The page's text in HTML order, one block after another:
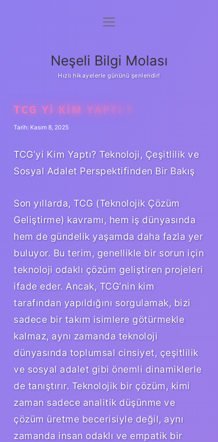
Anasayfa
Yasal Uyarı
menüyü
Neşeli Bilgi Molası
Hızlı hikayelerle gününü şenlendir!
TCG YI KIM YAPTI ?
Tarih: Kasım 8, 2025
TCG’yi Kim Yaptı? Teknoloji, Çeşitlilik ve
Sosyal Adalet Perspektifinden Bir Bakış
Son yıllarda, TCG (Teknolojik Çözüm
Geliştirme) kavramı, hem iş dünyasında
hem de gündelik yaşamda daha fazla yer
buluyor. Bu terim, genellikle bir sorun için
teknoloji odaklı çözüm geliştiren projeleri
ifade eder. Ancak, TCG’nin kim
tarafından yapıldığını sorgulamak, bizi
sadece bir takım isimlere götürmekle
kalmaz, aynı zamanda teknoloji
dünyasında toplumsal cinsiyet, çeşitlilik
ve sosyal adalet gibi önemli dinamiklerle
de tanıştırır. Teknolojik bir çözüm, kimi
zaman sadece analitik düşünme ve
çözüm üretme becerisiyle değil, aynı
zamanda insan odaklı ve empatik bir